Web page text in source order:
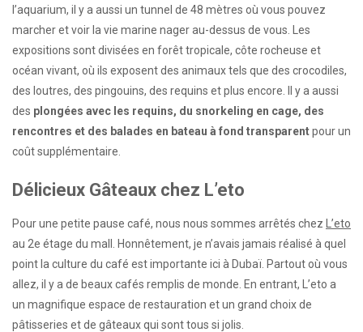
l’aquarium, il y a aussi un tunnel de 48 mètres où vous pouvez
marcher et voir la vie marine nager au-dessus de vous. Les
expositions sont divisées en forêt tropicale, côte rocheuse et
océan vivant, où ils exposent des animaux tels que des crocodiles,
des loutres, des pingouins, des requins et plus encore. Il y a aussi
des plongées avec les requins, du snorkeling en cage, des
rencontres et des balades en bateau à fond transparentpour un
coût supplémentaire.
Délicieux Gâteaux chez L’eto
Pour une petite pause café, nous nous sommes arrêtés chez L’eto
au 2e étage du mall. Honnêtement, je n’avais jamais réalisé à quel
point la culture du café est importante ici à Dubaï. Partout où vous
allez, il y a de beaux cafés remplis de monde. En entrant, L’eto a
un magnifique espace de restauration et un grand choix de
pâtisseries et de gâteaux qui sont tous si jolis.